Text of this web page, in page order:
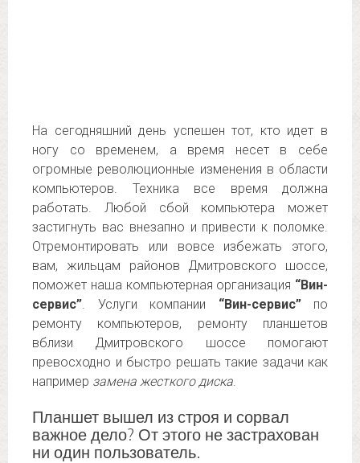
На сегодняшний день успешен тот, кто идет в
ногу со временем, а время несет в себе
огромные революционные изменения в области
компьютеров. Техника все время должна
работать. Любой сбой компьютера может
застигнуть вас внезапно и привести к поломке.
Отремонтировать или вовсе избежать этого,
вам, жильцам районов Дмитровского шоссе,
поможет наша компьютерная организация “Вин-
сервис”. Услуги компании “Вин-сервис”по
ремонту компьютеров, ремонту планшетов
вблизи Дмитровского шоссе помогают
превосходно и быстро решать такие задачи как
например замена жесткого диска.
Планшет вышел из строя и сорвал
важное дело? От этого не застрахован
ни один пользователь.